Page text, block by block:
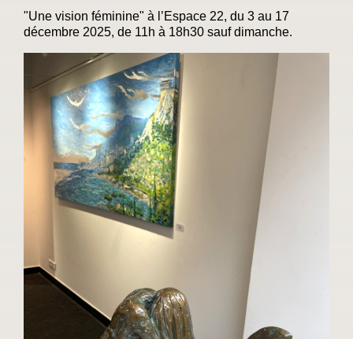
"Une vision féminine" à l’Espace 22, du 3 au 17
décembre 2025, de 11h à 18h30 sauf dimanche.